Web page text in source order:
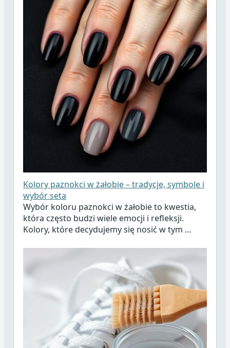
Kolory paznokci w żałobie – tradycje, symbole i
wybór seta
Wybór koloru paznokci w żałobie to kwestia,
która często budzi wiele emocji i refleksji.
Kolory, które decydujemy się nosić w tym …